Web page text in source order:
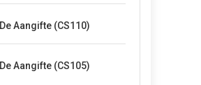
De Aangifte (CS110)
De Aangifte (CS105)